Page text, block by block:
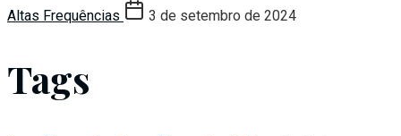
Altas Frequências
3 de setembro de 2024
Tags